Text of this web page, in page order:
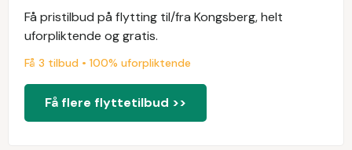
Få pristilbud på flytting til/fra Kongsberg, helt
uforpliktende og gratis.
Få 3 tilbud • 100% uforpliktende
Få flere flyttetilbud >>